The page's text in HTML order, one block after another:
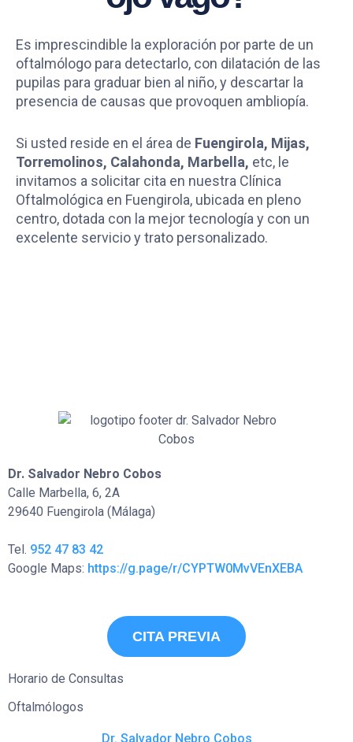
Es imprescindible la exploración por parte de un
oftalmólogo para detectarlo, con dilatación de las
pupilas para graduar bien al niño, y descartar la
presencia de causas que provoquen ambliopía.
Si usted reside en el área de Fuengirola, Mijas,
Torremolinos, Calahonda, Marbella, etc, le
invitamos a solicitar cita en nuestra Clínica
Oftalmológica en Fuengirola, ubicada en pleno
centro, dotada con la mejor tecnología y con un
excelente servicio y trato personalizado.
Dr. Salvador Nebro Cobos
Calle Marbella, 6, 2A
29640 Fuengirola (Málaga)
Tel. 952 47 83 42
Google Maps: https://g.page/r/CYPTW0MvVEnXEBA
CITA PREVIA
Horario de Consultas
Oftalmólogos
Dr. Salvador Nebro Cobos